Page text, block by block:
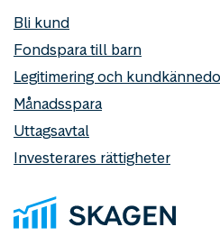
Bli kund
Fondspara till barn
Legitimering och
Månadsspara
Uttagsavtal
Investerares rättigheter